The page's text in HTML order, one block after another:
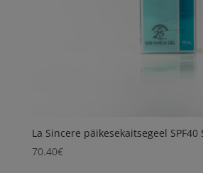
La Sincere päikesekaitsegeel SPF40
70.40€